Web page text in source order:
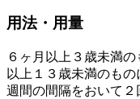
用法・用量
６ヶ月以上３歳未満
以上１３歳未満のも
週間の間隔をおいて